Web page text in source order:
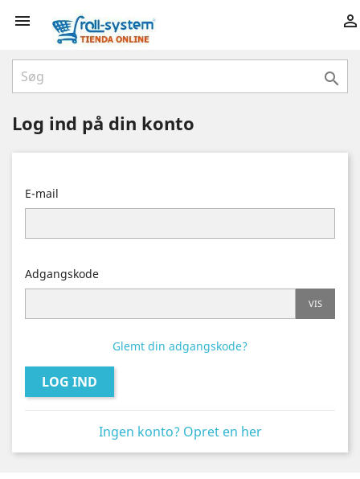
 

Log ind på din konto
E-mail
Adgangskode
VIS
Glemt din adgangskode?
LOG IND
Ingen konto? Opret en her